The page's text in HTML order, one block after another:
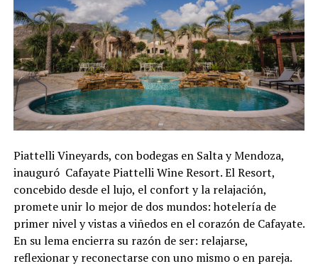
Piattelli Vineyards, con bodegas en Salta y Mendoza,
inauguró Cafayate Piattelli Wine Resort. El Resort,
concebido desde el lujo, el confort y la relajación,
promete unir lo mejor de dos mundos: hotelería de
primer nivel y vistas a viñedos en el corazón de Cafayate.
En su lema encierra su razón de ser: relajarse,
reflexionar y reconectarse con uno mismo o en pareja.